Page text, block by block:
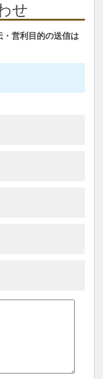
せ
営利目的の送信は